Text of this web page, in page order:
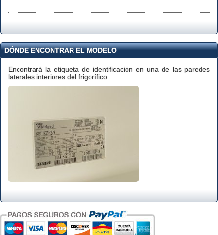
DÓNDE ENCONTRAR EL MODELO
Encontrará la etiqueta de identificación en una de las paredes
laterales interiores del frigorífico